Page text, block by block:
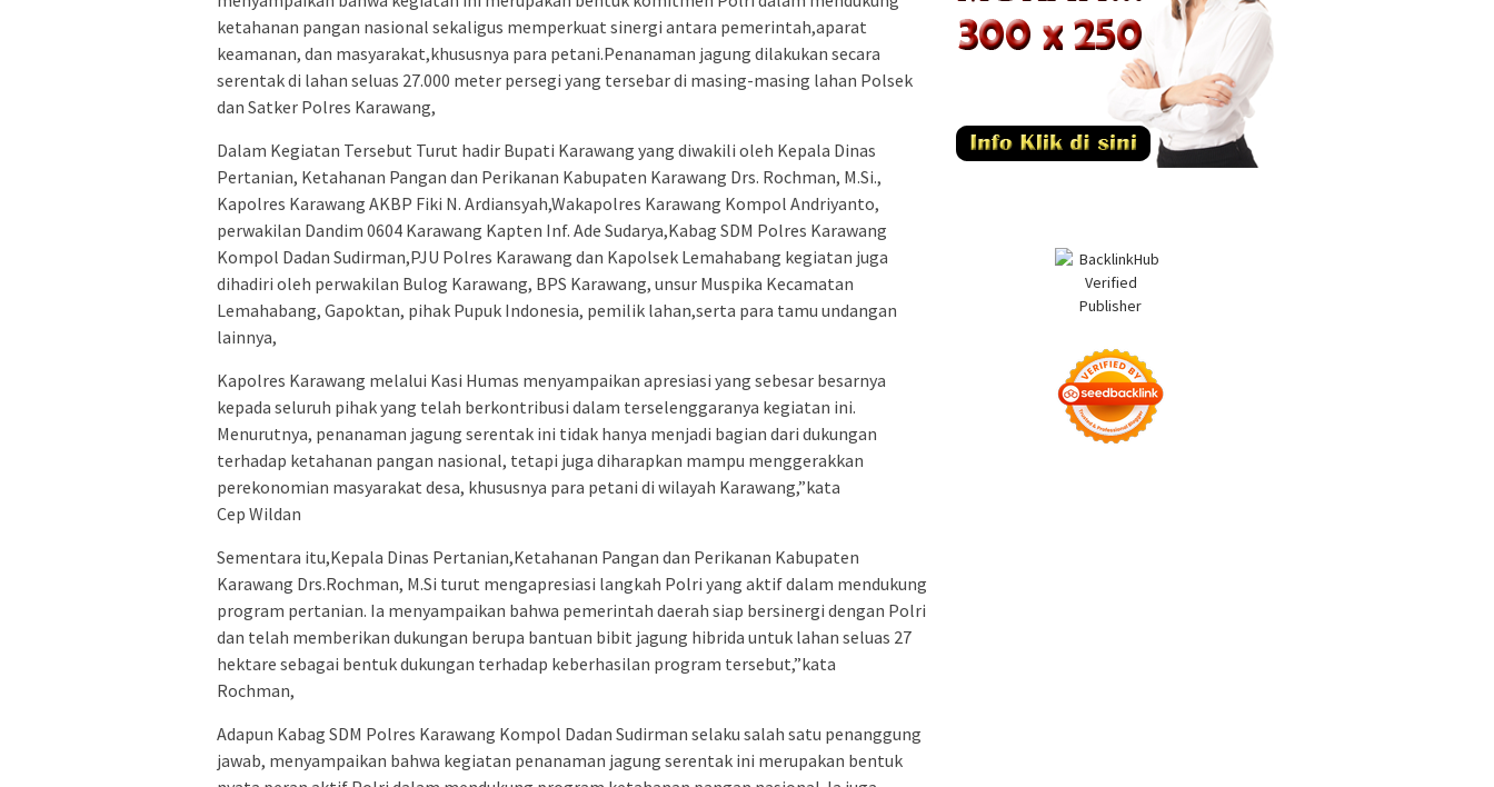
ketahanan pangan nasional sekaligus memperkuat sinergi antara pemerintah,aparat
keamanan, dan masyarakat,khususnya para petani.Penanaman jagung dilakukan secara
serentak di lahan seluas 27.000 meter persegi yang tersebar di masing-masing lahan Polsek
dan Satker Polres Karawang,
Dalam Kegiatan Tersebut Turut hadir Bupati Karawang yang diwakili oleh Kepala Dinas
Pertanian, Ketahanan Pangan dan Perikanan Kabupaten Karawang Drs. Rochman, M.Si.,
Kapolres Karawang AKBP Fiki N. Ardiansyah,Wakapolres Karawang Kompol Andriyanto,
perwakilan Dandim 0604 Karawang Kapten Inf. Ade Sudarya,Kabag SDM Polres Karawang
Kompol Dadan Sudirman,PJU Polres Karawang dan Kapolsek Lemahabang kegiatan juga
dihadiri oleh perwakilan Bulog Karawang, BPS Karawang, unsur Muspika Kecamatan
Lemahabang, Gapoktan, pihak Pupuk Indonesia, pemilik lahan,serta para tamu undangan
lainnya,
Kapolres Karawang melalui Kasi Humas menyampaikan apresiasi yang sebesar besarnya
kepada seluruh pihak yang telah berkontribusi dalam terselenggaranya kegiatan ini.
Menurutnya, penanaman jagung serentak ini tidak hanya menjadi bagian dari dukungan
terhadap ketahanan pangan nasional, tetapi juga diharapkan mampu menggerakkan
perekonomian masyarakat desa, khususnya para petani di wilayah Karawang,”kata
Cep Wildan
Sementara itu,Kepala Dinas Pertanian,Ketahanan Pangan dan Perikanan Kabupaten
Karawang Drs.Rochman, M.Si turut mengapresiasi langkah Polri yang aktif dalam mendukung
program pertanian. Ia menyampaikan bahwa pemerintah daerah siap bersinergi dengan Polri
dan telah memberikan dukungan berupa bantuan bibit jagung hibrida untuk lahan seluas 27
hektare sebagai bentuk dukungan terhadap keberhasilan program tersebut,”kata
Rochman,
Adapun Kabag SDM Polres Karawang Kompol Dadan Sudirman selaku salah satu penanggung
jawab, menyampaikan bahwa kegiatan penanaman jagung serentak ini merupakan bentuk